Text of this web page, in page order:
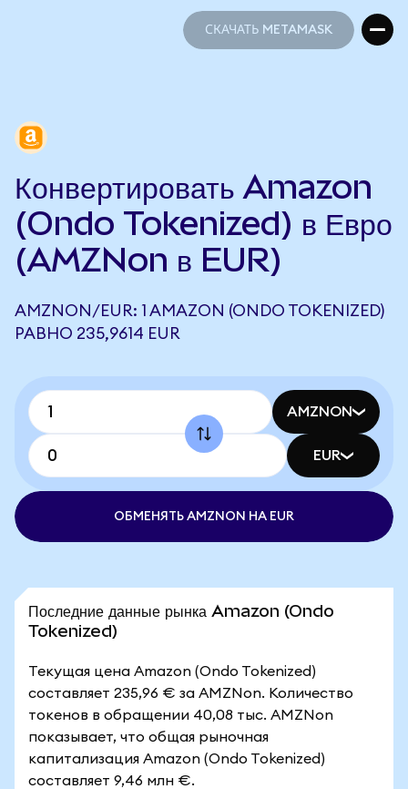
СКАЧАТЬ METAMASK
Конвертировать Amazon
(Ondo Tokenized) в Евро
(AMZNon в EUR)
AMZNON/EUR: 1 AMAZON (ONDO TOKENIZED)
РАВНО 235,9614 EUR
AMZNON
EUR
ОБМЕНЯТЬ AMZNON НА EUR
Последние данные рынка Amazon (Ondo
Tokenized)
Текущая цена Amazon (Ondo Tokenized)
составляет 235,96 € за AMZNon. Количество
токенов в обращении 40,08 тыс. AMZNon
показывает, что общая рыночная
капитализация Amazon (Ondo Tokenized)
составляет 9,46 млн €.